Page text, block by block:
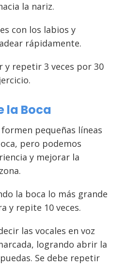
la nariz.
con los labios y
rápidamente.
y repetir 3 veces por 30
la Boca
formen pequeñas líneas
pero podemos
y mejorar la
la boca lo más grande
y repite 10 veces.
las vocales en voz
logrando abrir la
Se debe repetir